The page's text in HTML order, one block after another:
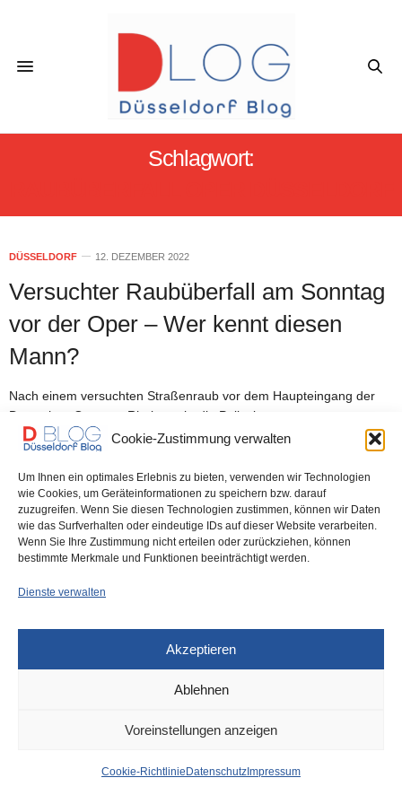
Cookie-Zustimmung verwalten
Um Ihnen ein optimales Erlebnis zu bieten, verwenden wir Technologien
wie Cookies, um Geräteinformationen zu speichern bzw. darauf
zuzugreifen. Wenn Sie diesen Technologien zustimmen, können wir Daten
wie das Surfverhalten oder eindeutige IDs auf dieser Website verarbeiten.
Wenn Sie Ihre Zustimmung nicht erteilen oder zurückziehen, können
bestimmte Merkmale und Funktionen beeinträchtigt werden.
Dienste verwalten
Akzeptieren
Ablehnen
Voreinstellungen anzeigen
Cookie-Richtlinie Datenschutz Impressum
Schlagwort:
DÜSSELDORF 12. DEZEMBER 2022
Versuchter Raubüberfall am Sonntag
vor der Oper – Wer kennt diesen
Mann?
Nach einem versuchten Straßenraub vor dem Haupteingang der
Deutschen Oper am Rhein sucht die Polizei…
IMPRESSUM DATENSCHUTZ COOKIE-RICHTLINIE (EU)